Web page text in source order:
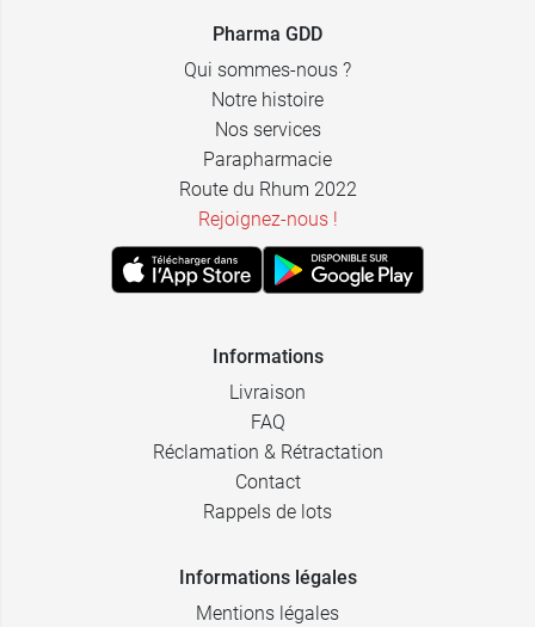
2,79 € par 4
Pharma GDD
Qui sommes-nous ?
Notre histoire
Nos services
Parapharmacie
Route du Rhum 2022
Rejoignez-nous !
Informations
Livraison
FAQ
Réclamation & Rétractation
Contact
Rappels de lots
Informations légales
Mentions légales